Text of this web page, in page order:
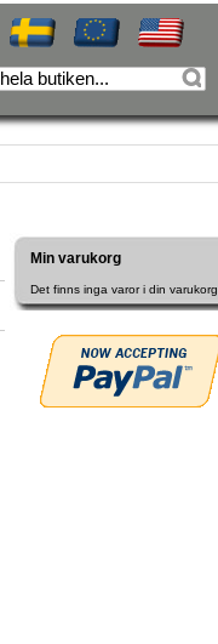
Min varukorg
Det finns inga varor i din varukorg.